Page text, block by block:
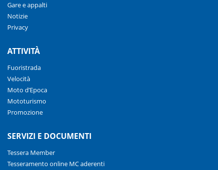
Gare e appalti
Notizie
Privacy
ATTIVITÀ
Fuoristrada
Velocità
Moto d’Epoca
Mototurismo
Promozione
SERVIZI E DOCUMENTI
Tessera Member
Tesseramento online MC aderenti